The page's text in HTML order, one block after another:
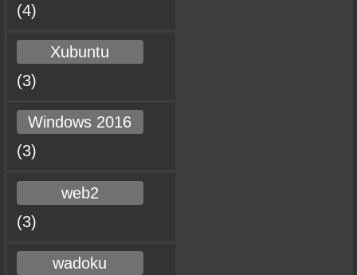
(4)
Xubuntu
(3)
Windows 2016
(3)
web2
(3)
wadoku